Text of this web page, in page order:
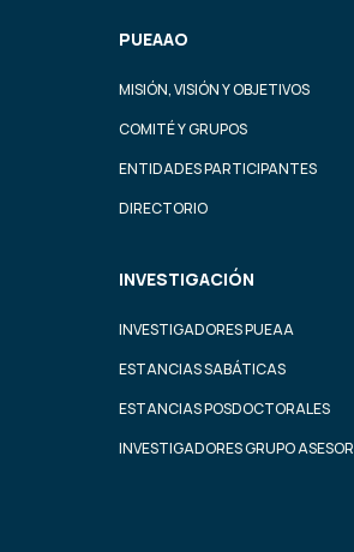
PUEAAO
MISIÓN, VISIÓN Y OBJETIVOS
COMITÉ Y GRUPOS
ENTIDADES PARTICIPANTES
DIRECTORIO
INVESTIGACIÓN
INVESTIGADORES PUEAA
ESTANCIAS SABÁTICAS
ESTANCIAS POSDOCTORALES
INVESTIGADORES GRUPO ASESOR